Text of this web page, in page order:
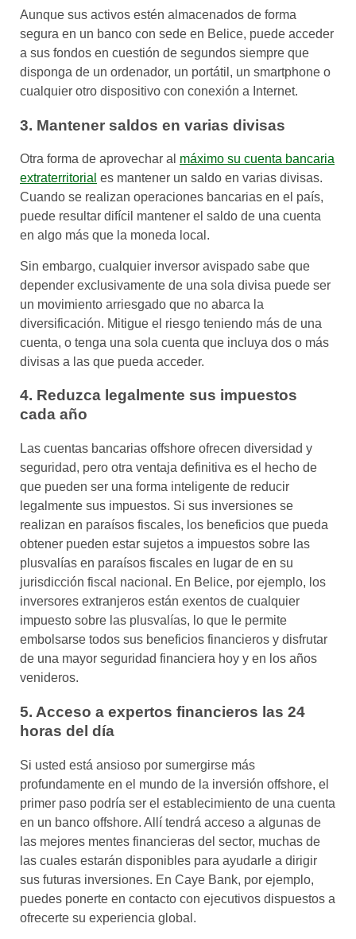
Aunque sus activos estén almacenados de forma
segura en un banco con sede en Belice, puede acceder
a sus fondos en cuestión de segundos siempre que
disponga de un ordenador, un portátil, un smartphone o
cualquier otro dispositivo con conexión a Internet.
3. Mantener saldos en varias divisas
Otra forma de aprovechar al máximo su cuenta bancaria
extraterritorial es mantener un saldo en varias divisas.
Cuando se realizan operaciones bancarias en el país,
puede resultar difícil mantener el saldo de una cuenta
en algo más que la moneda local.
Sin embargo, cualquier inversor avispado sabe que
depender exclusivamente de una sola divisa puede ser
un movimiento arriesgado que no abarca la
diversificación. Mitigue el riesgo teniendo más de una
cuenta, o tenga una sola cuenta que incluya dos o más
divisas a las que pueda acceder.
4. Reduzca legalmente sus impuestos
cada año
Las cuentas bancarias offshore ofrecen diversidad y
seguridad, pero otra ventaja definitiva es el hecho de
que pueden ser una forma inteligente de reducir
legalmente sus impuestos. Si sus inversiones se
realizan en paraísos fiscales, los beneficios que pueda
obtener pueden estar sujetos a impuestos sobre las
plusvalías en paraísos fiscales en lugar de en su
jurisdicción fiscal nacional. En Belice, por ejemplo, los
inversores extranjeros están exentos de cualquier
impuesto sobre las plusvalías, lo que le permite
embolsarse todos sus beneficios financieros y disfrutar
de una mayor seguridad financiera hoy y en los años
venideros.
5. Acceso a expertos financieros las 24
horas del día
Si usted está ansioso por sumergirse más
profundamente en el mundo de la inversión offshore, el
primer paso podría ser el establecimiento de una cuenta
en un banco offshore. Allí tendrá acceso a algunas de
las mejores mentes financieras del sector, muchas de
las cuales estarán disponibles para ayudarle a dirigir
sus futuras inversiones. En Caye Bank, por ejemplo,
puedes ponerte en contacto con ejecutivos dispuestos a
ofrecerte su experiencia global.